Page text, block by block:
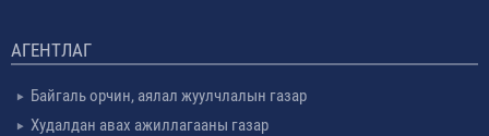
АГЕНТЛАГ
Байгаль орчин, аялал жуулчлалын газар
Худалдан авах ажиллагааны газар